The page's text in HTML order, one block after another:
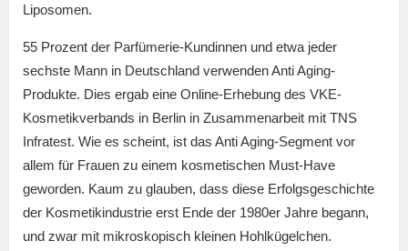
Liposomen.
55 Prozent der Parfümerie-Kundinnen und etwa jeder
sechste Mann in Deutschland verwenden Anti Aging-
Produkte. Dies ergab eine Online-Erhebung des VKE-
Kosmetikverbands in Berlin in Zusammenarbeit mit TNS
Infratest. Wie es scheint, ist das Anti Aging-Segment vor
allem für Frauen zu einem kosmetischen Must-Have
geworden. Kaum zu glauben, dass diese Erfolgsgeschichte
der Kosmetikindustrie erst Ende der 1980er Jahre begann,
und zwar mit mikroskopisch kleinen Hohlkügelchen.